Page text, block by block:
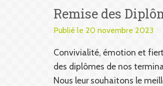
Remise des
Publié le 20 novembre 2023
Convivialité, émotion et
des diplômes de nos
Nous leur souhaitons le